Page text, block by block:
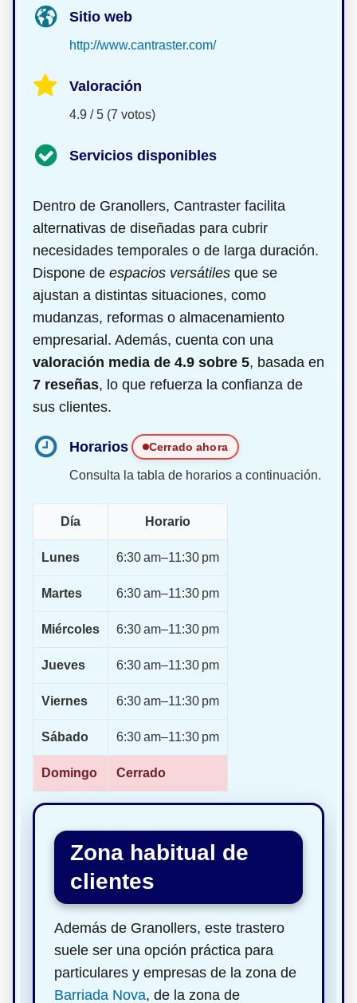
Sitio web
http://www.cantraster.com/
Valoración
4.9 / 5 (7 votos)
Servicios disponibles
Dentro de Granollers, Cantraster facilita
alternativas de diseñadas para cubrir
necesidades temporales o de larga duración.
Dispone de espacios versátiles que se
ajustan a distintas situaciones, como
mudanzas, reformas o almacenamiento
empresarial. Además, cuenta con una
valoración media de 4.9 sobre 5, basada en
7 reseñas, lo que refuerza la confianza de
sus clientes.
Horarios Cerrado ahora
Consulta la tabla de horarios a continuación.
Día Horario
Lunes 6:30 am–11:30 pm
Martes 6:30 am–11:30 pm
Miércoles 6:30 am–11:30 pm
Jueves 6:30 am–11:30 pm
Viernes 6:30 am–11:30 pm
Sábado 6:30 am–11:30 pm
Domingo Cerrado
Zona habitual de
clientes
Además de Granollers, este trastero
suele ser una opción práctica para
particulares y empresas de la zona de
Barriada Nova, de la zona de